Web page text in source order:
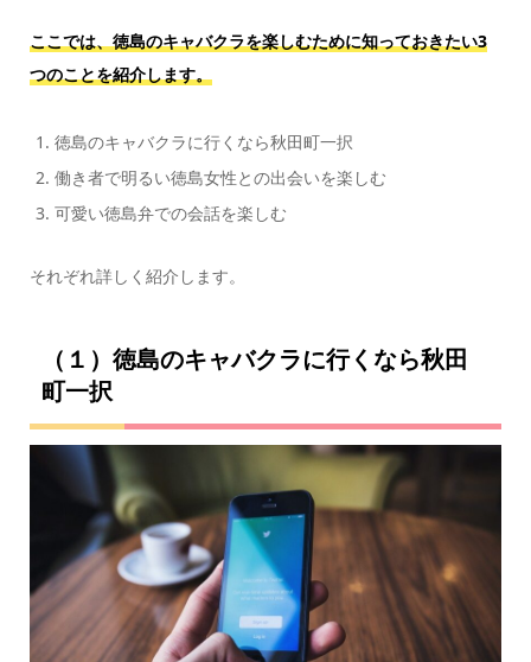
ここでは、徳島のキャバクラを楽しむために知っておきたい3
つのことを紹介します。
徳島のキャバクラに行くなら秋田町一択
働き者で明るい徳島女性との出会いを楽しむ
可愛い徳島弁での会話を楽しむ
それぞれ詳しく紹介します。
（１）徳島のキャバクラに行くなら秋田
町一択